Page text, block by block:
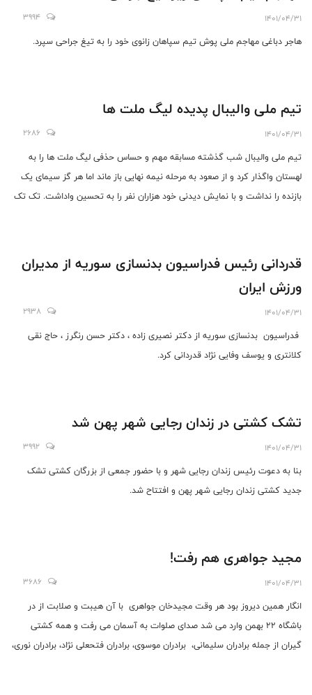
1401/04/31
3994
هاجر دباغی مهاجم ملی پوش تیم سپاهان زانوی خود را به تیغ جراحی سپرد.
تیم ملی والیبال پدیده لیگ ملت ها
1401/04/31
2686
تیم ملی والیبال شب گذشته مسابقه مهم و حساس حذفی لیگ ملت ها را به
لهستان واگذار کرد و از صعود به مرحله نیمه نهایی باز ماند اما هر گز سیمای یک
بازنده را نداشت و با نمایش دیدنی خود هزاران نفر را به تحسین واداشت. تک تک
قدردانی رئیس فدراسیون بدنسازی سوریه از مدیران
ورزش ایران
1401/04/31
2938
فدراسیون بدنسازی سوریه از دکتر نصیری زاده ، دکتر حسن رنگرز ، حاج نقی
کلانتری و یوسف وفایی نژاد قدردانی کرد.
تشک کشتی در زندان رجایی شهر پهن شد
1401/04/31
3992
بنا به دعوت رئیس زندان رجایی شهر و با حضور جمعی از بزرگان کشتی تشک
جدید کشتی زندان رجایی شهر پهن و افتتاح شد.
مجید جواهری هم رفت!
1401/04/31
3686
انگار همین دیروز بود هر وقت مجیدخان جواهری با آن هیبت و صلابت از در
باشگاه ۲۲ بهمن وارد می شد صدای صلوات به آسمان می رفت و همه کشتی
گیران از جمله برادران سلیمانی، برادران موسوی، برادران فتحعلی نژاد، برادران نوری،